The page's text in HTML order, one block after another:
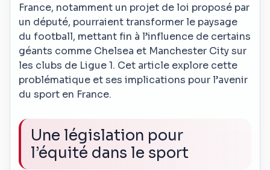
France, notamment un projet de loi proposé par
un député, pourraient transformer le paysage
du football, mettant fin à l’influence de certains
géants comme Chelsea et Manchester City sur
les clubs de Ligue 1. Cet article explore cette
problématique et ses implications pour l’avenir
du sport en France.
Une législation pour
l’équité dans le sport